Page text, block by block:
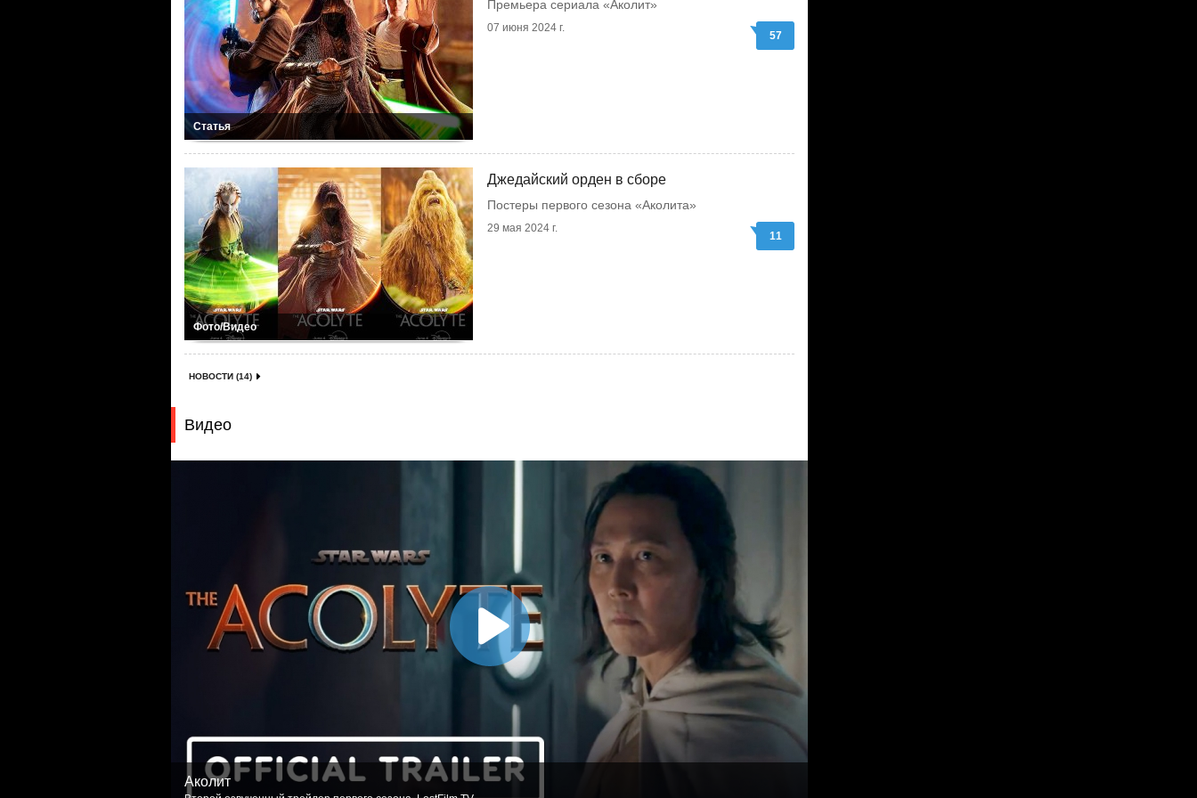
Статья
Премьера сериала «Аколит»
07 июня 2024 г.
57
Фото/Видео
Джедайский орден в сборе
Постеры первого сезона «Аколита»
29 мая 2024 г.
11
НОВОСТИ (14)
Видео
Аколит